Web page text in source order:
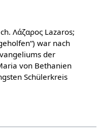
Λάζαρος Lazaros;
der
von Bethanien
Schülerkreis